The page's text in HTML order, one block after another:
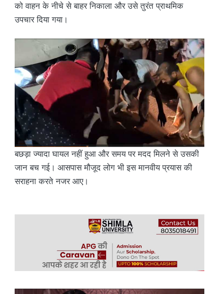
को वाहन के नीचे से बाहर निकाला और उसे तुरंत प्राथमिक
उपचार दिया गया।
बछड़ा ज्यादा घायल नहीं हुआ और समय पर मदद मिलने से उसकी
जान बच गई। आसपास मौजूद लोग भी इस मानवीय प्रयास की
सराहना करते नजर आए।